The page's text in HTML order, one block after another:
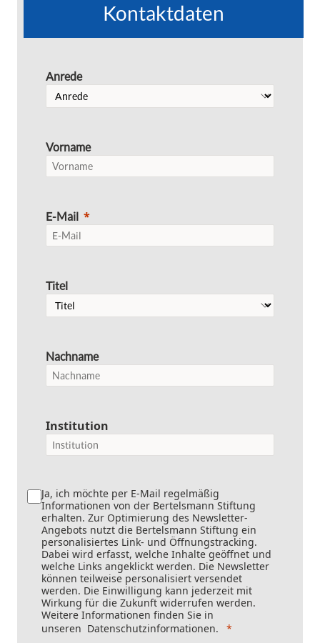
Kontaktdaten
Anrede
Vorname
E-Mail
Titel
Nachname
Institution
Ja, ich möchte per E-Mail regelmäßig
Informationen von der Bertelsmann Stiftung
erhalten. Zur Optimierung des Newsletter-
Angebots nutzt die Bertelsmann Stiftung ein
personalisiertes Link- und Öffnungstracking.
Dabei wird erfasst, welche Inhalte geöffnet und
welche Links angeklickt werden. Die Newsletter
können teilweise personalisiert versendet
werden. Die Einwilligung kann jederzeit mit
Wirkung für die Zukunft widerrufen werden.
Weitere Informationen finden Sie in
unseren Datenschutzinformationen.